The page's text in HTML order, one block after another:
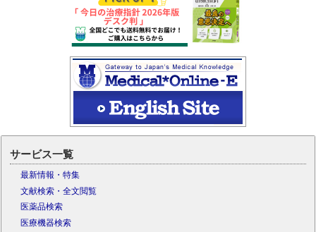
サービス一覧
最新情報・特集
文献検索・全文閲覧
医薬品検索
医療機器検索